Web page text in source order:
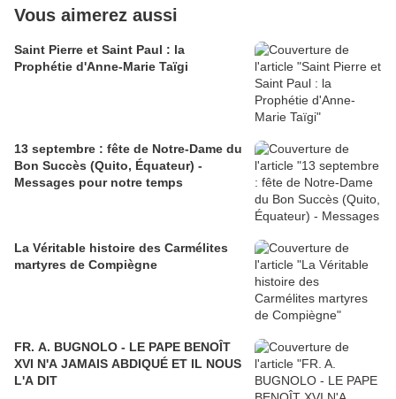
Vous aimerez aussi
Saint Pierre et Saint Paul : la
Prophétie d'Anne-Marie Taïgi
13 septembre : fête de Notre-Dame du
Bon Succès (Quito, Équateur) -
Messages pour notre temps
La Véritable histoire des Carmélites
martyres de Compiègne
FR. A. BUGNOLO - LE PAPE BENOÎT
XVI N'A JAMAIS ABDIQUÉ ET IL NOUS
L'A DIT